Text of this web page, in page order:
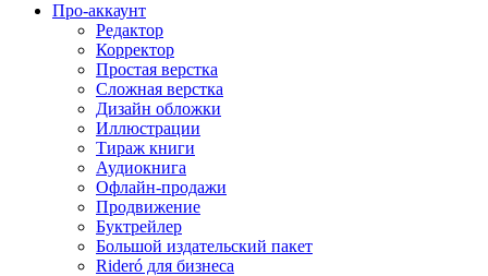
Про-аккаунт
Редактор
Корректор
Простая верстка
Сложная верстка
Дизайн обложки
Иллюстрации
Тираж книги
Аудиокнига
Офлайн-продажи
Продвижение
Буктрейлер
Большой издательский пакет
Rideró для бизнеса